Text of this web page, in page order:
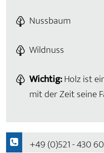
Nussbaum
Wildnuss
Wichtig:Holz ist
mit der Zeit seine
+49 (0)521 - 430